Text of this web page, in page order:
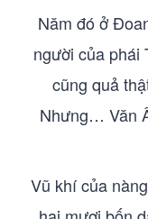
Năm đó ở
người của phái
cũng quả
Nhưng… Văn
Vũ khí của